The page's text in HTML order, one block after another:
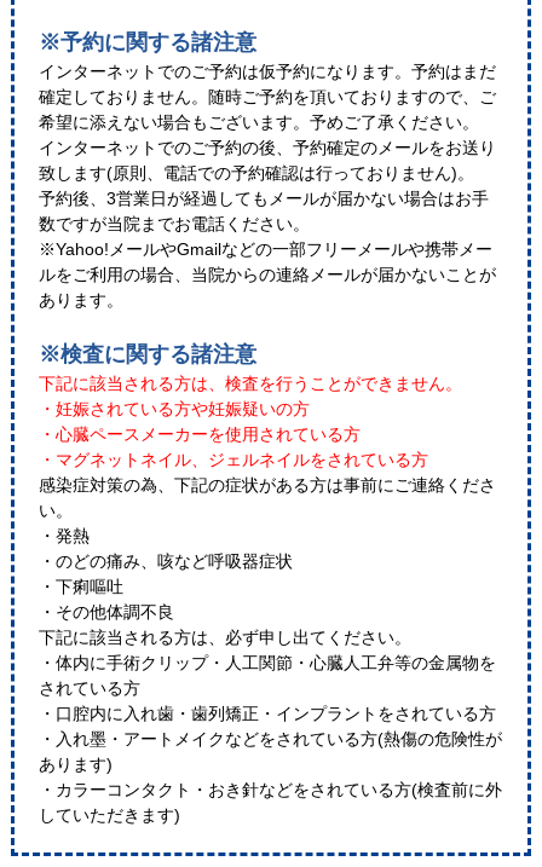
※予約に関する諸注意
インターネットでのご予約は仮予約になります。予約はまだ
確定しておりません。随時ご予約を頂いておりますので、ご
希望に添えない場合もございます。予めご了承ください。
インターネットでのご予約の後、予約確定のメールをお送り
致します(原則、電話での予約確認は行っておりません)。
予約後、3営業日が経過してもメールが届かない場合はお手
数ですが当院までお電話ください。
※Yahoo!メールやGmailなどの一部フリーメールや携帯メー
ルをご利用の場合、当院からの連絡メールが届かないことが
あります。
※検査に関する諸注意
下記に該当される方は、検査を行うことができません。
・妊娠されている方や妊娠疑いの方
・心臓ペースメーカーを使用されている方
・マグネットネイル、ジェルネイルをされている方
感染症対策の為、下記の症状がある方は事前にご連絡くださ
い。
・発熱
・のどの痛み、咳など呼吸器症状
・下痢嘔吐
・その他体調不良
下記に該当される方は、必ず申し出てください。
・体内に手術クリップ・人工関節・心臓人工弁等の金属物を
されている方
・口腔内に入れ歯・歯列矯正・インプラントをされている方
・入れ墨・アートメイクなどをされている方(熱傷の危険性が
あります)
・カラーコンタクト・おき針などをされている方(検査前に外
していただきます)